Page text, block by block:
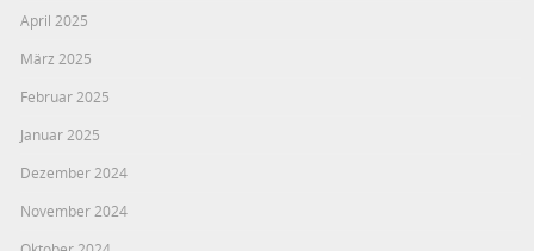
April 2025
März 2025
Februar 2025
Januar 2025
Dezember 2024
November 2024